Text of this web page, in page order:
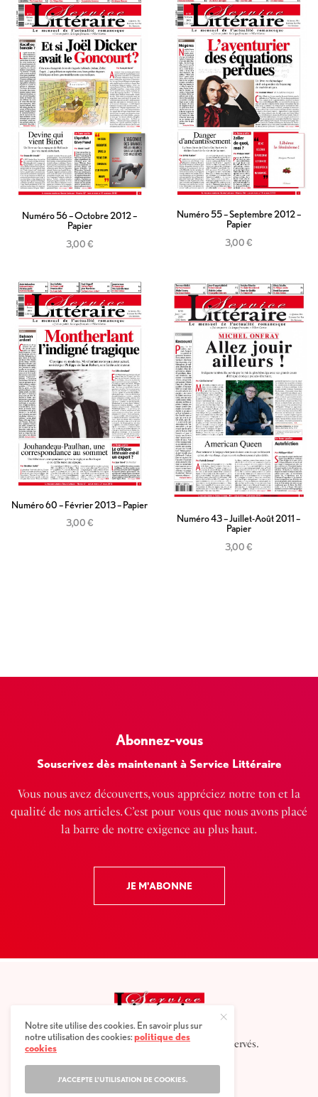
Numéro 56 – Octobre 2012 –
Papier
3,00€
Numéro 55 – Septembre 2012 –
Papier
3,00€
Numéro 60 – Février 2013 – Papier
3,00€
Numéro 43 – Juillet-Août 2011 –
Papier
3,00€
Abonnez-vous
Souscrivez dès maintenant à Service Littéraire
Vous nous avez découverts, vous appréciez notre ton et la
qualité de nos articles. C’est pour vous que nous avons placé
la barre de notre exigence au plus haut.
JE M'ABONNE
2025 © Service littéraire, tous droits réservés.
Notre site utilise des cookies. En savoir plus sur
notre utilisation des cookies:politique des
cookies
J'ACCEPTE L'UTILISATION DE COOKIES.